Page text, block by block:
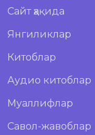
Сайт ҳақида
Янгиликлар
Китоблар
Аудио китоблар
Муаллифлар
Савол-жавоблар